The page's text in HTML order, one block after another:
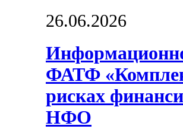
26.06.2026
ФАТФ
рисках
НФО